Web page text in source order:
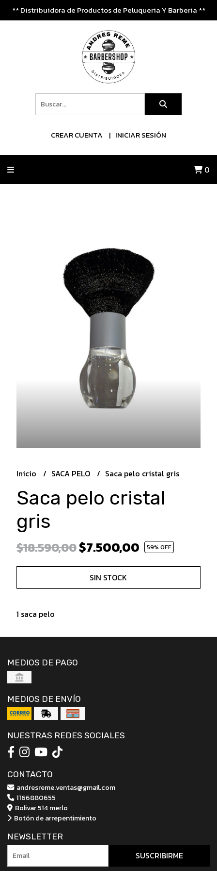
** Distribuidora de Productos de Peluqueria Y Barberia **
CREAR CUENTA INICIAR SESIÓN
0
Inicio SACA PELO Saca pelo cristal gris
Saca pelo cristal
gris
$18.590,00$7.500,00 59% OFF
SIN STOCK
1 saca pelo
MEDIOS DE PAGO
MEDIOS DE ENVÍO
NUESTRAS REDES SOCIALES
CONTACTO
andresreme.ventas@gmail.com
1166880655
Bolivar 514 merlo
Botón de arrepentimiento
NEWSLETTER
SUSCRIBIRME